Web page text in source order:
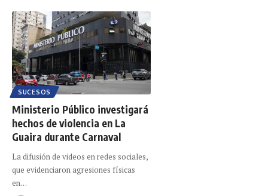
SUCESOS
Ministerio Público investigará
hechos de violencia en La
Guaira durante Carnaval
La difusión de videos en redes sociales,
que evidenciaron agresiones físicas
en…